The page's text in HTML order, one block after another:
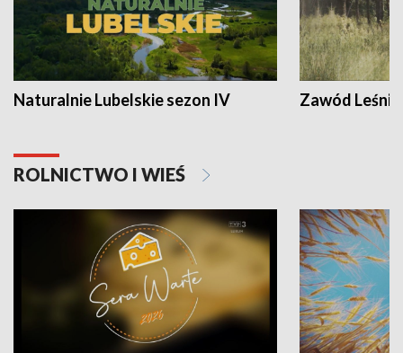
Naturalnie Lubelskie sezon IV Zawód Leśnik
ROLNICTWO I WIEŚ